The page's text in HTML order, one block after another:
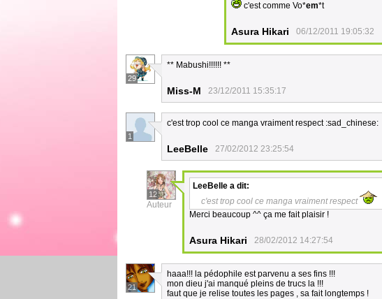
c'est comme Vo*em*t
Asura Hikari 06/12/2011 19:05:32
29
** Mabushi!!!!!! **
Miss-M 23/12/2011 15:35:17
1
c'est trop cool ce manga vraiment respect :sad_chinese:
LeeBelle 27/02/2012 23:25:54
12
Auteur
LeeBelle a dit:
c'est trop cool ce manga vraiment respect
Merci beaucoup ^^ ça me fait plaisir !
Asura Hikari 28/02/2012 14:27:54
21
haaa!!! la pédophile est parvenu a ses fins !!!
mon dieu j'ai manqué pleins de trucs la !!!
faut que je relise toutes les pages , sa fait longtemps !